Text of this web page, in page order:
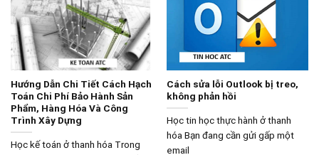
Hướng Dẫn Chi Tiết Cách Hạch
Toán Chi Phí Bảo Hành Sản
Phẩm, Hàng Hóa Và Công
Trình Xây Dựng
Học kế toán ở thanh hóa Trong
Cách sửa lỗi Outlook bị treo,
không phản hồi
Học tin học thực hành ở thanh
hóa Bạn đang cần gửi gấp một
email